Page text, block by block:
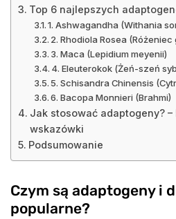
Top 6 najlepszych
1. Ashwagandha (Withania
2. Rhodiola Rosea (Różeniec
3. Maca (Lepidium meyenii)
4. Eleuterokok (Żeń-szeń
5. Schisandra Chinensis
6. Bacopa Monnieri (Brahmi)
Jak stosować adaptogeny? –
wskazówki
Podsumowanie
Czym są adaptogeny i
popularne?